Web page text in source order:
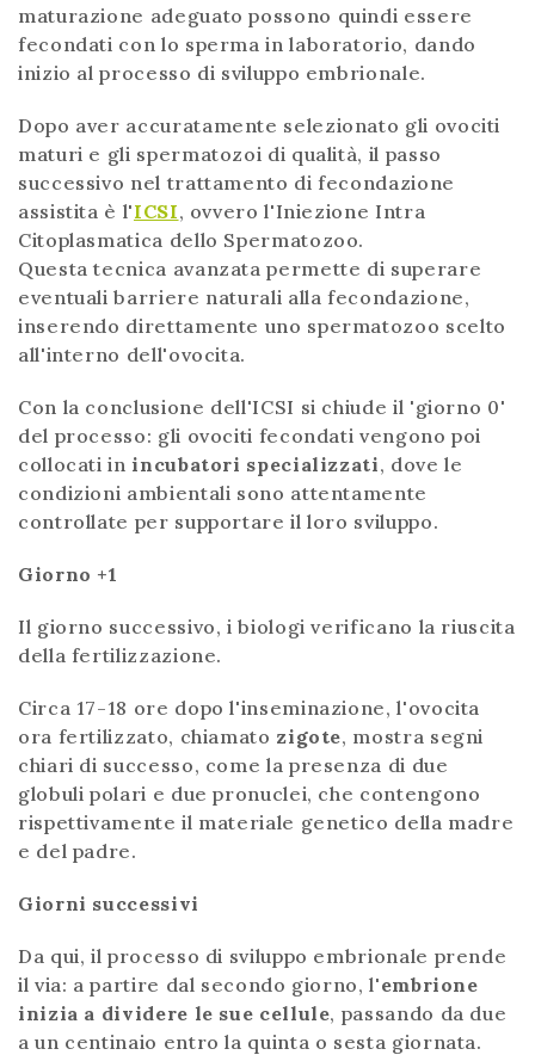
maturazione adeguato possono quindi essere
fecondati con lo sperma in laboratorio, dando
inizio al processo di sviluppo embrionale.
Dopo aver accuratamente selezionato gli ovociti
maturi e gli spermatozoi di qualità, il passo
successivo nel trattamento di fecondazione
assistita è l'ICSI, ovvero l'Iniezione Intra
Citoplasmatica dello Spermatozoo.
Questa tecnica avanzata permette di superare
eventuali barriere naturali alla fecondazione,
inserendo direttamente uno spermatozoo scelto
all'interno dell'ovocita.
Con la conclusione dell'ICSI si chiude il 'giorno 0'
del processo: gli ovociti fecondati vengono poi
collocati in incubatori specializzati, dove le
condizioni ambientali sono attentamente
controllate per supportare il loro sviluppo.
Giorno +1
Il giorno successivo, i biologi verificano la riuscita
della fertilizzazione.
Circa 17-18 ore dopo l'inseminazione, l'ovocita
ora fertilizzato, chiamato zigote, mostra segni
chiari di successo, come la presenza di due
globuli polari e due pronuclei, che contengono
rispettivamente il materiale genetico della madre
e del padre.
Giorni successivi
Da qui, il processo di sviluppo embrionale prende
il via: a partire dal secondo giorno, l'embrione
inizia a dividere le sue cellule, passando da due
a un centinaio entro la quinta o sesta giornata.